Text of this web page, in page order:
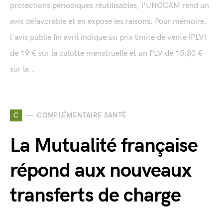
protections périodiques réutilisables, l'UNOCAM rend un
avis défavorable et en expose les raisons. Pour mémoire,
l'avis publié fin avril indique un prix limite de vente (PLV)
de 19 € sur la culotte menstruelle et un PLV de 15,80 €
sur la...
C COMPLÉMENTAIRE SANTÉ
La Mutualité française
répond aux nouveaux
transferts de charge